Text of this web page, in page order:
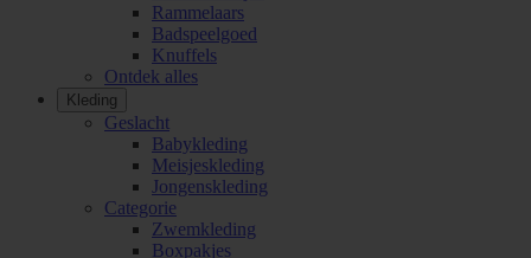
Rammelaars
Badspeelgoed
Knuffels
Ontdek alles
Kleding
Geslacht
Babykleding
Meisjeskleding
Jongenskleding
Categorie
Zwemkleding
Boxpakjes